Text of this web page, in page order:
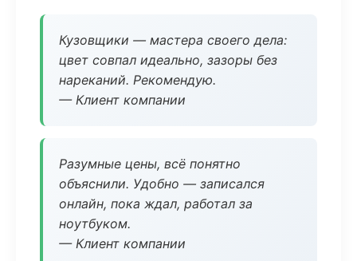
Кузовщики — мастера своего дела:
цвет совпал идеально, зазоры без
нареканий. Рекомендую.
— Клиент компании
Разумные цены, всё понятно
объяснили. Удобно — записался
онлайн, пока ждал, работал за
ноутбуком.
— Клиент компании